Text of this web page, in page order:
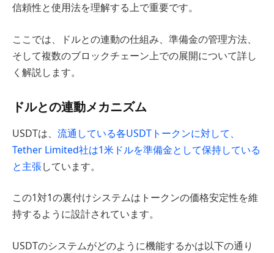
信頼性と使用法を理解する上で重要です。
ここでは、ドルとの連動の仕組み、準備金の管理方法、
そして複数のブロックチェーン上での展開について詳し
く解説します。
ドルとの連動メカニズム
USDTは、 流通している各USDTトークンに対して、
Tether Limited社は1米ドルを準備金として保持している
と主張しています。
この1対1の裏付けシステムはトークンの価格安定性を維
持するように設計されています。
USDTのシステムがどのように機能するかは以下の通り